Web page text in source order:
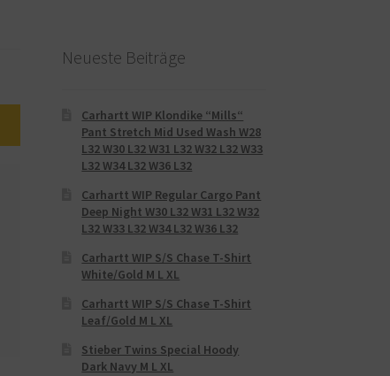
Neueste Beiträge
Carhartt WIP Klondike “Mills“
Pant Stretch Mid Used Wash W28
L32 W30 L32 W31 L32 W32 L32 W33
L32 W34 L32 W36 L32
Carhartt WIP Regular Cargo Pant
Deep Night W30 L32 W31 L32 W32
L32 W33 L32 W34 L32 W36 L32
Carhartt WIP S/S Chase T-Shirt
White/Gold M L XL
Carhartt WIP S/S Chase T-Shirt
Leaf/Gold M L XL
Stieber Twins Special Hoody
Dark Navy M L XL